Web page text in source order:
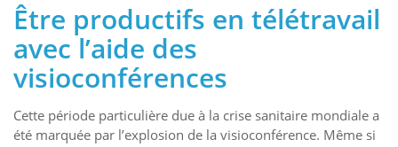
Être productifs en télétravail
avec l’aide des
visioconférences
Cette période particulière due à la crise sanitaire mondiale a
été marquée par l’explosion de la visioconférence. Même si